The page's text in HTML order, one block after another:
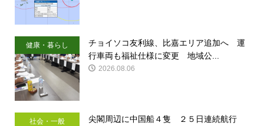
健康・暮らし
チョイソコ友利線、比嘉エリア追加へ 運
行車両も福祉仕様に変更 地域公...
2026.08.06
社会・一般
尖閣周辺に中国船４隻 ２５日連続航行